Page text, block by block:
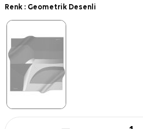
Renk : Geometrik Desenli